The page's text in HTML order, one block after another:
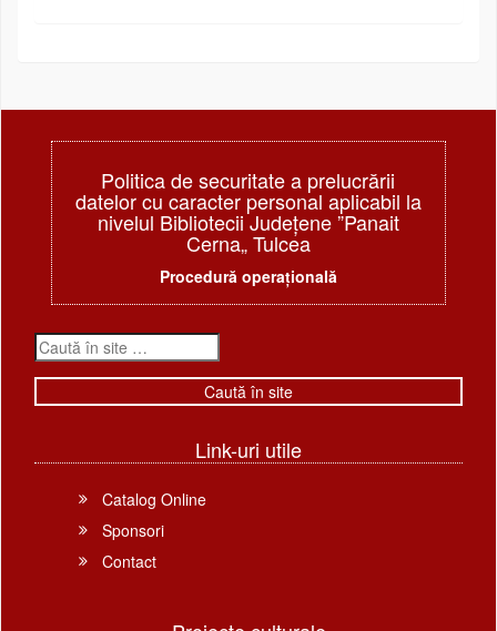
Politica de securitate a prelucrării
datelor cu caracter personal aplicabil la
nivelul Bibliotecii Judeţene ”Panait
Cerna„ Tulcea
Procedură operațională
Link-uri utile
Catalog Online
Sponsori
Contact